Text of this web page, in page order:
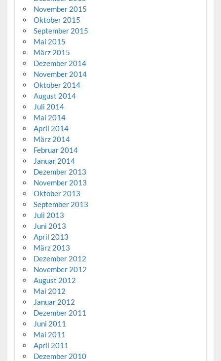
November 2015
Oktober 2015
September 2015
Mai 2015
März 2015
Dezember 2014
November 2014
Oktober 2014
August 2014
Juli 2014
Mai 2014
April 2014
März 2014
Februar 2014
Januar 2014
Dezember 2013
November 2013
Oktober 2013
September 2013
Juli 2013
Juni 2013
April 2013
März 2013
Dezember 2012
November 2012
August 2012
Mai 2012
Januar 2012
Dezember 2011
Juni 2011
Mai 2011
April 2011
Dezember 2010